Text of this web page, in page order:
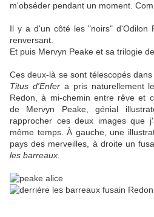
m'obséder pendant un moment.
Il y a d'un côté les "noirs" d'Odilon
renversant.
Et puis Mervyn Peake et sa trilogie
Ces deux-là se sont télescopés
Titus d'Enfera pris naturellement
Redon, à mi-chemin entre rêve et
de Mervyn Peake, génial
rapprocher ces deux images que
même temps. À gauche, une
pays des merveilles, à droite un
les barreaux.